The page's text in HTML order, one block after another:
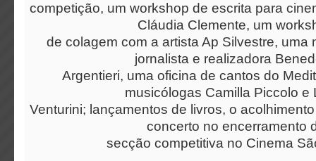
competição, um workshop de escrita para
Cláudia Clemente, um
de colagem com a artista Ap Silvestre, uma
jornalista e realizadora
Argentieri, uma oficina de cantos do
musicólogas Camilla Piccolo e
Venturini; lançamentos de livros, o
concerto no encerramento
secção competitiva no Cinema